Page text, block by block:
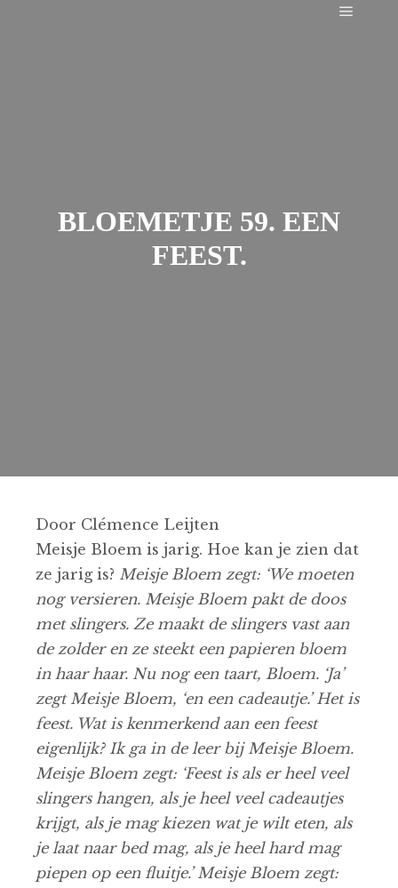
BLOEMETJE 59. EEN
FEEST.
Door Clémence Leijten
Meisje Bloem is jarig. Hoe kan je zien dat
ze jarig is? Meisje Bloem zegt: ‘We moeten
nog versieren. Meisje Bloem pakt de doos
met slingers. Ze maakt de slingers vast aan
de zolder en ze steekt een papieren bloem
in haar haar. Nu nog een taart, Bloem. ‘Ja’
zegt Meisje Bloem, ‘en een cadeautje.’ Het is
feest. Wat is kenmerkend aan een feest
eigenlijk? Ik ga in de leer bij Meisje Bloem.
Meisje Bloem zegt: ‘Feest is als er heel veel
slingers hangen, als je heel veel cadeautjes
krijgt, als je mag kiezen wat je wilt eten, als
je laat naar bed mag, als je heel hard mag
piepen op een fluitje.’ Meisje Bloem zegt: